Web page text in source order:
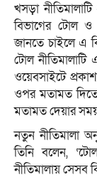
খসড়া
বিভাগের টোল ও
জানতে চাইলে এ
টোল
ওয়েবসাইটে
ওপর মতামত দিতে
মতামত দেয়ার
নতুন নীতিমালা
তিনি বলেন,
নীতিমালায় সেসব